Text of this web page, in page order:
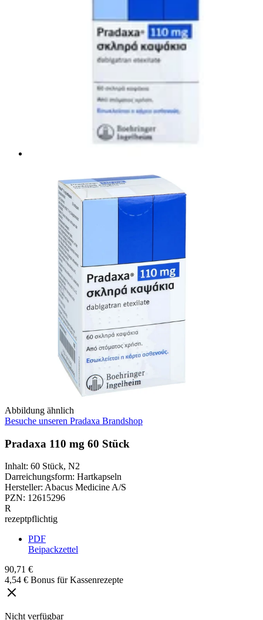
Abbildung ähnlich
Besuche unseren Pradaxa Brandshop
Pradaxa 110 mg 60 Stück
Inhalt: 60 Stück, N2
Darreichungsform: Hartkapseln
Hersteller: Abacus Medicine A/S
PZN: 12615296
R
rezeptpflichtig
PDF
Beipackzettel
90,71 €
4,54 € Bonus für Kassenrezepte
Nicht verfügbar